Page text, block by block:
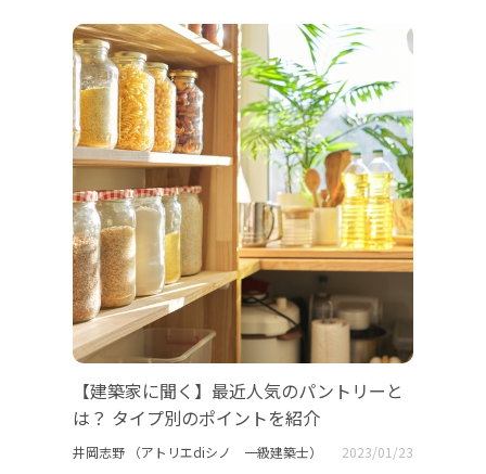
【建築家に聞く】最近人気のパントリーと
は？ タイプ別のポイントを紹介
井岡志野 （アトリエdiシノ 一級建築士） 2023/01/23